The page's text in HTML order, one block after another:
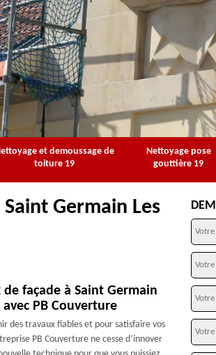
et demoussage de
toiture 19
Nettoyage pose
gouttière 19
Germain Les
façade à Saint Germain
avec PB Couverture
des travaux fiables et pour satisfaire vos
PB Couverture ne cesse d’innover